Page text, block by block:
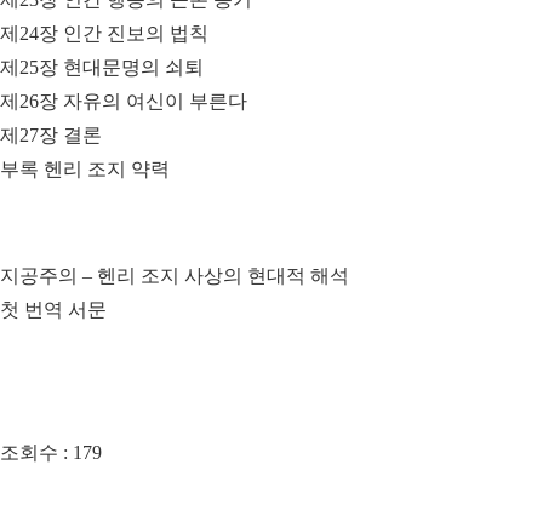
제24장 인간 진보의 법칙
제25장 현대문명의 쇠퇴
제26장 자유의 여신이 부른다
제27장 결론
부록 헨리 조지 약력
지공주의 – 헨리 조지 사상의 현대적 해석
첫 번역 서문
조회수 : 179